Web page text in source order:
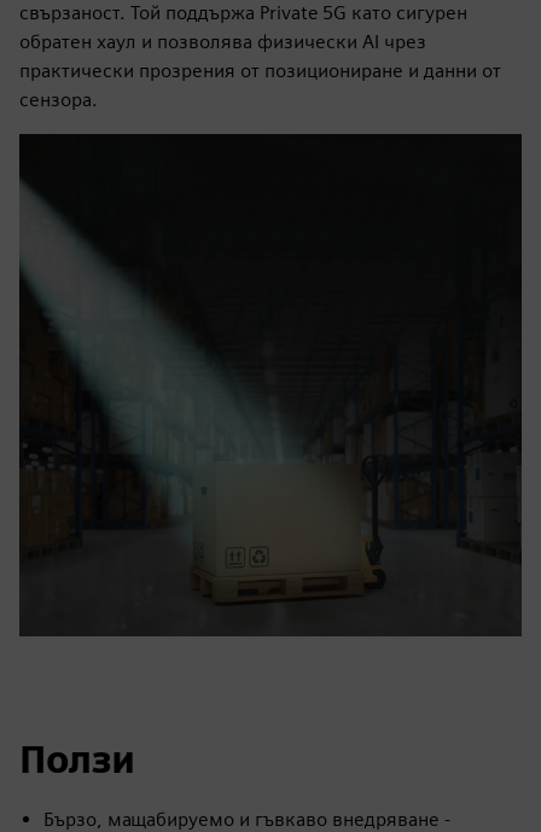
свързаност. Той поддържа Private 5G като сигурен
обратен хаул и позволява физически AI чрез
практически прозрения от позициониране и данни от
сензора.
Ползи
Бързо, мащабируемо и гъвкаво внедряване -